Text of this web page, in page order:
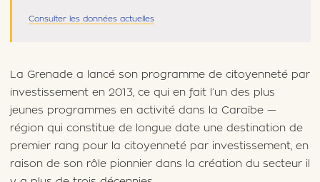
Consulter les données actuelles
La Grenade a lancé son programme de citoyenneté par
investissement en 2013, ce qui en fait l’un des plus
jeunes programmes en activité dans la Caraïbe —
région qui constitue de longue date une destination de
premier rang pour la citoyenneté par investissement, en
raison de son rôle pionnier dans la création du secteur il